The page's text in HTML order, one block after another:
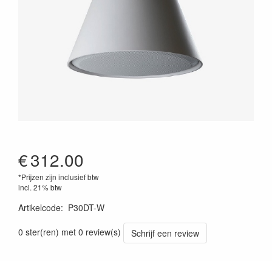
€312.00
*Prijzen zijn inclusief btw
incl. 21% btw
Artikelcode: P30DT-W
0 ster(ren) met 0 review(s)
Schrijf een review